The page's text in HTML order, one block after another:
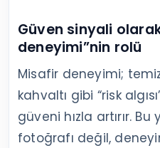
Güven sinyali
deneyimi”nin rolü
Misafir deneyimi;
kahvaltı gibi “risk
güveni hızla artırır.
fotoğrafı değil,